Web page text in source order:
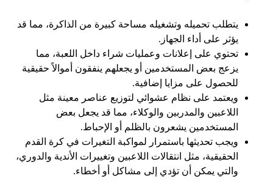
يتطلب تحميله وتشغيله مساحة كبيرة من الذاكرة، مما قد
يؤثر على أداء الجهاز.
تحتوي على إعلانات وعمليات شراء داخل اللعبة، مما
يزعج بعض المستخدمين أو يجعلهم ينفقون أموالاً حقيقية
للحصول على مزايا إضافية.
ويعتمد على نظام عشوائي لتوزيع عناصر معينة مثل
اللاعبين والمدربين والوكلاء، مما قد يجعل بعض
المستخدمين يشعرون بالظلم أو الإحباط.
ويجب تحديثها باستمرار لمواكبة التغيرات في كرة القدم
الحقيقية، مثل انتقالات اللاعبين وتغييرات الأندية والدوري،
والتي يمكن أن تؤدي إلى مشاكل أو أخطاء.